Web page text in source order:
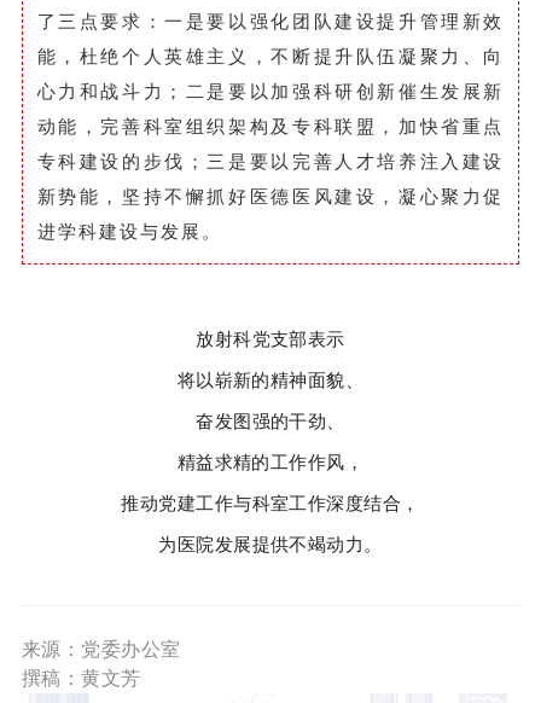
了三点要求：一是要以强化团队建设提升管理新效
能，杜绝个人英雄主义，不断提升队伍凝聚力、向
心力和战斗力；二是要以加强科研创新催生发展新
动能，完善科室组织架构及专科联盟，加快省重点
专科建设的步伐；三是要以完善人才培养注入建设
新势能，坚持不懈抓好医德医风建设，凝心聚力促
进学科建设与发展。
放射科党支部表示
将以崭新的精神面貌、
奋发图强的干劲、
精益求精的工作作风，
推动党建工作与科室工作深度结合，
为医院发展提供不竭动力。
来源：党委办公室
撰稿：黄文芳